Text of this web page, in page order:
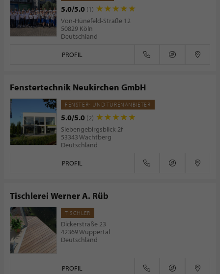
5.0/5.0 (1)
Von-Hünefeld-Straße 12
50829 Köln
Deutschland
PROFIL
Fenstertechnik Neukirchen GmbH
FENSTER- UND TÜRENANBIETER
5.0/5.0 (2)
Siebengebirgsblick 2f
53343 Wachtberg
Deutschland
PROFIL
Tischlerei Werner A. Rüb
TISCHLER
Dickerstraße 23
42369 Wuppertal
Deutschland
PROFIL